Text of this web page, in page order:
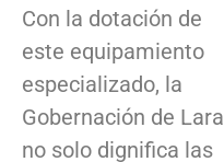
Con la dotación de
este equipamiento
especializado, la
Gobernación de Lara
no solo dignifica las